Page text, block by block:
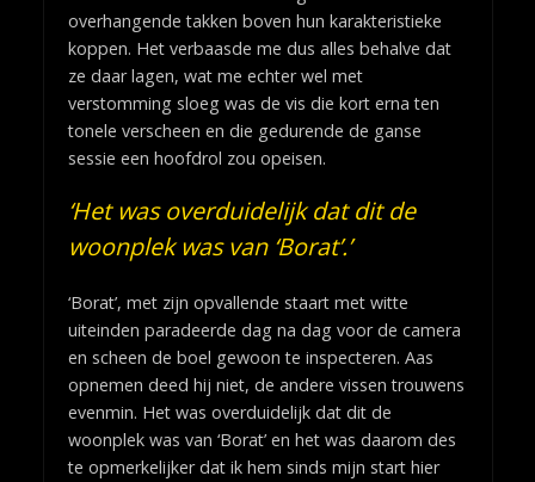
overhangende takken boven hun karakteristieke
koppen. Het verbaasde me dus alles behalve dat
ze daar lagen, wat me echter wel met
verstomming sloeg was de vis die kort erna ten
tonele verscheen en die gedurende de ganse
sessie een hoofdrol zou opeisen.
‘Het was overduidelijk dat dit de
woonplek was van ‘Borat’.’
‘Borat’, met zijn opvallende staart met witte
uiteinden paradeerde dag na dag voor de camera
en scheen de boel gewoon te inspecteren. Aas
opnemen deed hij niet, de andere vissen trouwens
evenmin. Het was overduidelijk dat dit de
woonplek was van ‘Borat’ en het was daarom des
te opmerkelijker dat ik hem sinds mijn start hier